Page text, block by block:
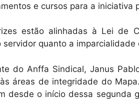
e cursos para a iniciativa
estão alinhadas à Lei de
servidor quanto a imparcialidade
do Anffa Sindical, Janus
áreas de integridade do
desde o início dessa segunda